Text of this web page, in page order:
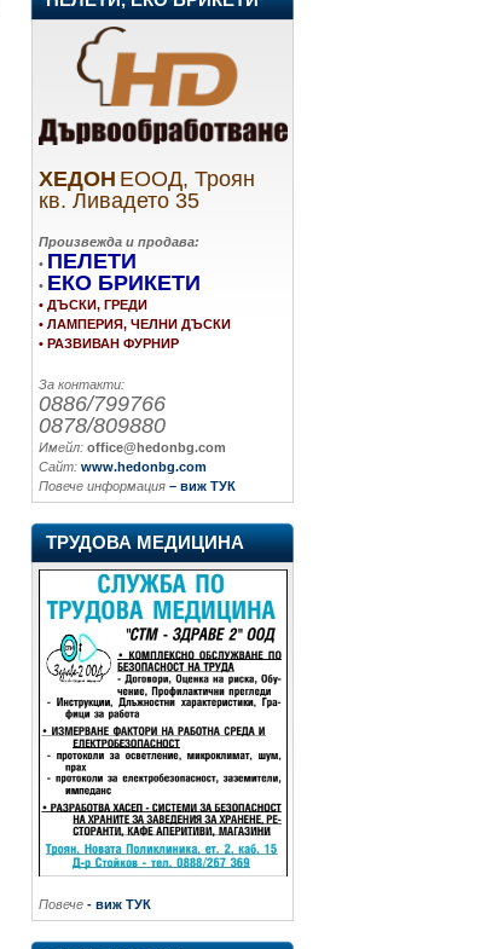
ХЕДОН ЕООД, Троян
кв. Ливадето 35
Произвежда и продава:
• ПЕЛЕТИ
• ЕКО БРИКЕТИ
• ДЪСКИ, ГРЕДИ
• ЛАМПЕРИЯ, ЧЕЛНИ ДЪСКИ
• РАЗВИВАН ФУРНИР
За контакти:
0886/799766
0878/809880
Имейл: office@hedonbg.com
Сайт: www.hedonbg.com
Повече информация – виж ТУК
ТРУДОВА МЕДИЦИНА
Повече - виж ТУК